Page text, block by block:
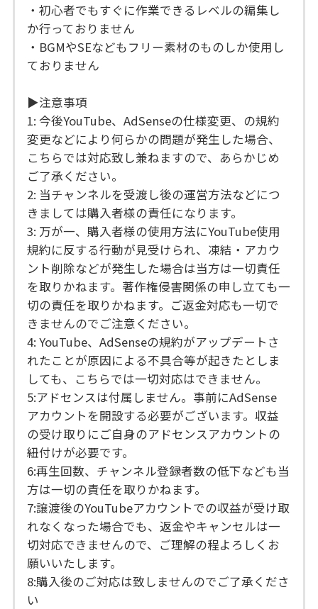
・初心者でもすぐに作業できるレベルの編集し
か行っておりません
・BGMやSEなどもフリー素材のものしか使用し
ておりません
▶注意事項
1: 今後YouTube、AdSenseの仕様変更、の規約
変更などにより何らかの問題が発生した場合、
こちらでは対応致し兼ねますので、あらかじめ
ご了承ください。
2: 当チャンネルを受渡し後の運営方法などにつ
きましては購入者様の責任になります。
3: 万が一、購入者様の使用方法にYouTube使用
規約に反する行動が見受けられ、凍結・アカウ
ント削除などが発生した場合は当方は一切責任
を取りかねます。著作権侵害関係の申し立ても一
切の責任を取りかねます。ご返金対応も一切で
きませんのでご注意ください。
4: YouTube、AdSenseの規約がアップデートさ
れたことが原因による不具合等が起きたとしま
しても、こちらでは一切対応はできません。
5:アドセンスは付属しません。事前にAdSense
アカウントを開設する必要がございます。収益
の受け取りにご自身のアドセンスアカウントの
紐付けが必要です。
6:再生回数、チャンネル登録者数の低下なども当
方は一切の責任を取りかねます。
7:譲渡後のYouTubeアカウントでの収益が受け取
れなくなった場合でも、返金やキャンセルは一
切対応できませんので、ご理解の程よろしくお
願いいたします。
8:購入後のご対応は致しませんのでご了承くださ
い